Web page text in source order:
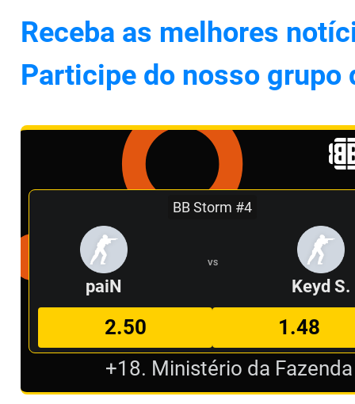
Receba as melhores
Participe do nosso grupo
BB Storm #4
paiN
VS
Keyd S.
2.50
1.48
+18. Ministério da